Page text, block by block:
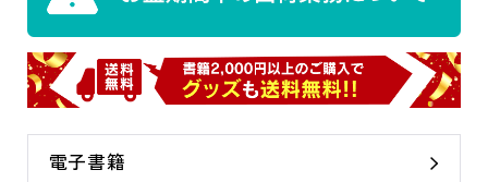
電子書籍